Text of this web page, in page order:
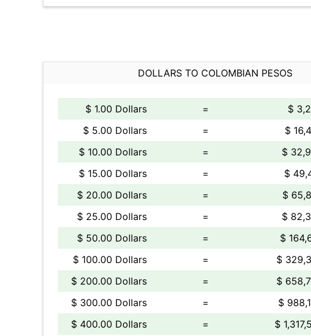
DOLLARS TO COLOMBIAN PESOS
$ 1.00 Dollars =
$
$ 5.00 Dollars
=
$
$ 10.00 Dollars
=
$
$ 15.00 Dollars
=
$
$ 20.00 Dollars
=
$
$ 25.00 Dollars
=
$
$ 50.00 Dollars
=
$
$ 100.00 Dollars
=
$
$ 200.00 Dollars
=
$
$ 300.00 Dollars
=
$
$ 400.00 Dollars
= $